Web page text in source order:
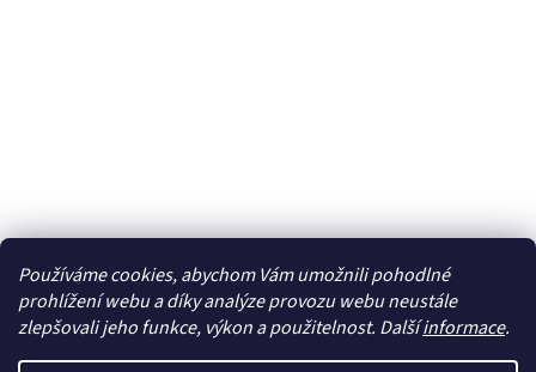
Používáme cookies, abychom Vám umožnili pohodlné
prohlížení webu a díky analýze provozu webu neustále
zlepšovali jeho funkce, výkon a použitelnost. Dalšíinformace.
Sledovat na Instagramu